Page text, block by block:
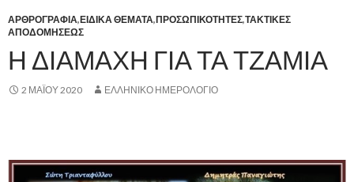
ΑΡΘΡΟΓΡΑΦΙΑ,ΕΙΔΙΚΑ ΘΕΜΑΤΑ,ΠΡΟΣΩΠΙΚΟΤΗΤΕΣ,ΤΑΚΤΙΚΕΣ
ΑΠΟΔΟΜΗΣΕΩΣ
Η ΔΙΑΜΑΧΗ ΓΙΑ ΤΑ ΤΖΑΜΙΑ
2 ΜΑΪ́ΟΥ 2020 ΕΛΛΗΝΙΚΟ ΗΜΕΡΟΛΟΓΙΟ